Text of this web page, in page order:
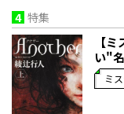
4 特集
【
い"
ミ